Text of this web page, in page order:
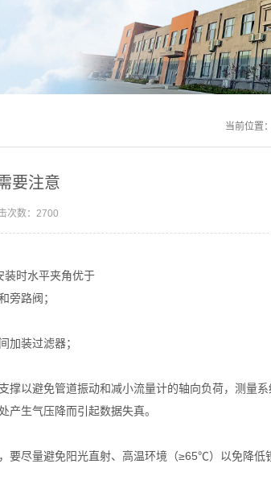
当前位置：
要注意
次数：2700
装时水平夹角优于
旁路阀；
加装过滤器；
以避免管道振动和减小流量计的轴向负荷，测量系
生气压降而引起数据失真。
要尽量避免阳光直射、高温环境（≥65℃）以免降低